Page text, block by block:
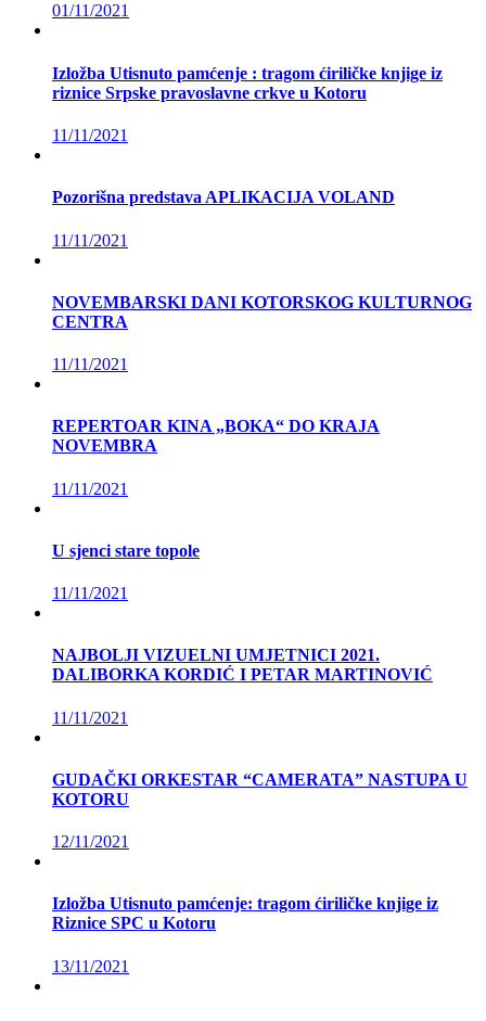
01/11/2021
Izložba Utisnuto pamćenje : tragom ćiriličke knjige iz
riznice Srpske pravoslavne crkve u Kotoru
11/11/2021
Pozorišna predstava APLIKACIJA VOLAND
11/11/2021
NOVEMBARSKI DANI KOTORSKOG KULTURNOG
CENTRA
11/11/2021
REPERTOAR KINA „BOKA“ DO KRAJA
NOVEMBRA
11/11/2021
U sjenci stare topole
11/11/2021
NAJBOLJI VIZUELNI UMJETNICI 2021.
DALIBORKA KORDIĆ I PETAR MARTINOVIĆ
11/11/2021
GUDAČKI ORKESTAR “CAMERATA” NASTUPA U
KOTORU
12/11/2021
Izložba Utisnuto pamćenje: tragom ćiriličke knjige iz
Riznice SPC u Kotoru
13/11/2021